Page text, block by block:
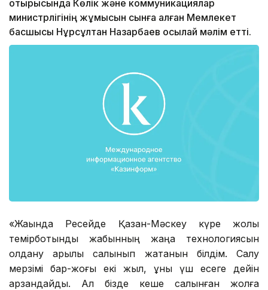
отырысында Көлік және коммуникациялар
министрлігінің жұмысын сынға алған Мемлекет
басшысы Нұрсұлтан Назарбаев осылай мәлім етті.
«Жақында Ресейде Қазан-Мәскеу күре жолы
темірботынды жабынның жаңа технологиясын
қолдану арқылы салынып жатқанын білдім. Салу
мерзімі бар-жоғы екі жыл, құны үш есеге дейін
арзандайды. Ал бізде кеше салынған жолға